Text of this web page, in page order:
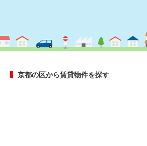
京都の区から賃貸物件を探す